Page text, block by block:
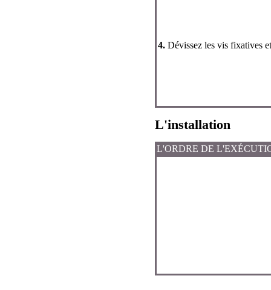
4. Dévissez les vis fixatives
L'installation
L'ORDRE DE